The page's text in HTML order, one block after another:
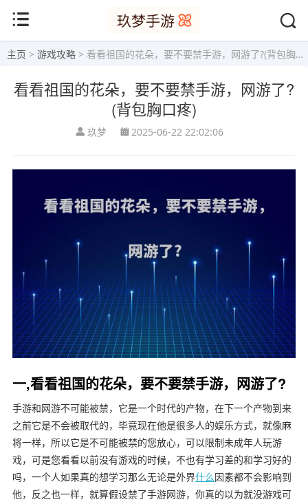
主页 > 游戏攻略 > 看看祖国的花朵，要不要禁手游，网游了?(背包胸口疼)
看看祖国的花朵，要不要禁手游，网游了?
(背包胸口疼)
玖梦 2025-06-22 22:02:06
一,看看祖国的花朵，要不要禁手游，网游了?
手游和网游不可能被禁，它是一个时代的产物，在下一个产物到来
之前它是不会被取代的，毕竟现在他是很多人的娱乐方式，就像麻
将一样，所以它是不可能被禁的您放心，可以限制未成年人玩游
戏，可是您看看以前没有游戏的时候，不也有学习差的和学习好的
吗，一个人如果真的想学习那么无论是外界什么因素都不会影响到
他，反之也一样，就算假设禁了手游网游，你真的以为就没游戏可